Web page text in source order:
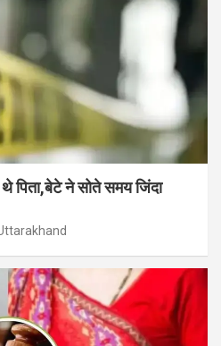
पिता,बेटे ने सोते समय जिंदा